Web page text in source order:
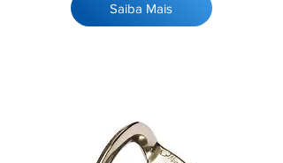
Saiba Mais